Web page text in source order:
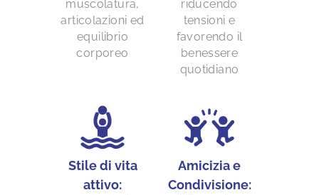
muscolatura,
articolazioni ed
equilibrio
corporeo
riducendo
tensioni e
favorendo il
benessere
quotidiano
Stile di vita
attivo:
Amicizia e
Condivisione: